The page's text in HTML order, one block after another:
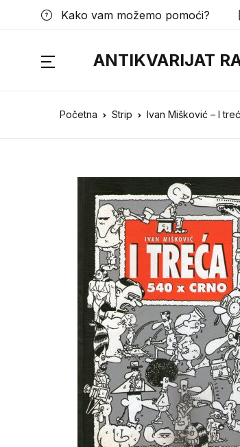
Kako vam možemo pomoći?
ANTIKVARIJAT
Početna Strip Ivan Mišković – I